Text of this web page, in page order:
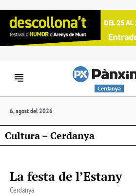
Cerdanya
6, agost del 2026
Cultura – Cerdanya
La festa de l’Estany
Cerdanya